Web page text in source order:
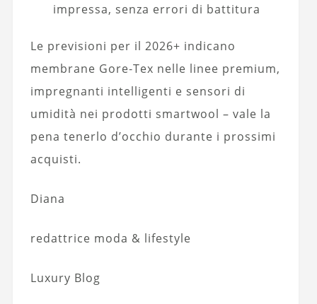
impressa, senza errori di battitura
Le previsioni per il 2026+ indicano
membrane Gore‑Tex nelle linee premium,
impregnanti intelligenti e sensori di
umidità nei prodotti smartwool – vale la
pena tenerlo d’occhio durante i prossimi
acquisti.
Diana
redattrice moda & lifestyle
Luxury Blog